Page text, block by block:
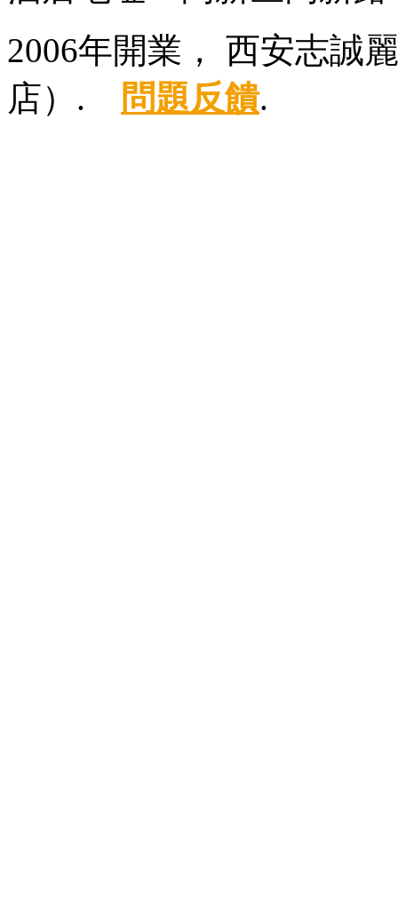
2006年開業， 西安志誠
店）.
問題反饋.